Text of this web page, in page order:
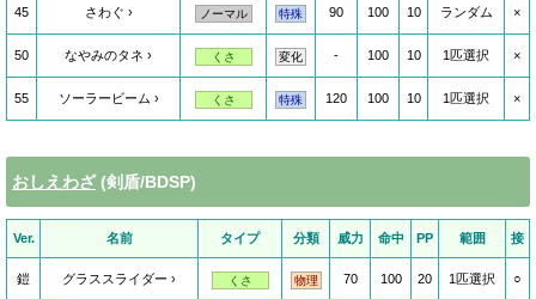
45 さわぐ ノーマル 特殊 90 100 10 ランダム ×
50 なやみのタネ くさ 変化 - 100 10 1匹選択 ×
55 ソーラービーム くさ 特殊 120 100 10 1匹選択 ×
おしえわざ(剣盾/BDSP)
Ver. 名前 タイプ 分類 威力 命中 PP 範囲 接
鎧 グラススライダー くさ 物理 70 100 20 1匹選択 ○